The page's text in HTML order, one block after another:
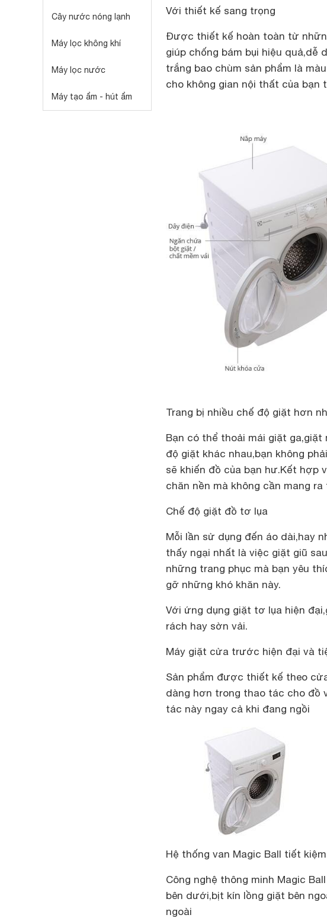
Cây nước nóng lạnh
Máy lọc không khí
Máy lọc nước
Máy tạo ẩm - hút ẩm
Với thiết kế sang trọng
Được thiết kế hoàn toàn từ
giúp chống bám bụi hiệu quả,dễ
trắng bao chùm sản phẩm là
cho không gian nội thất của bạn
Trang bị nhiều chế độ giặt hơn
Bạn có thể thoải mái giặt ga,giặt
độ giặt khác nhau,bạn không
sẽ khiến đồ của bạn hư.Kết hợp
chăn nền mà không cần mang ra
Chế độ giặt đồ tơ lụa
Mỗi lần sử dụng đến áo dài,hay
thấy ngại nhất là việc giặt giũ
những trang phục mà bạn yêu
gỡ những khó khăn này.
Với ứng dụng giặt tơ lụa hiện
rách hay sờn vải.
Máy giặt cửa trước hiện đại và
Sản phẩm được thiết kế theo
dàng hơn trong thao tác cho đồ
tác này ngay cả khi đang ngồi
Hệ thống van Magic Ball tiết
Công nghệ thông minh Magic
bên dưới,bịt kín lồng giặt bên
ngoài